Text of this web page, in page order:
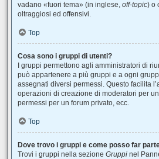
vadano «fuori tema» (in inglese, off-topic) o
oltraggiosi ed offensivi.
Top
Cosa sono i gruppi di utenti?
I gruppi permettono agli amministratori di
può appartenere a più gruppi e a ogni
assegnati diversi permessi. Questo facilita
operazioni di creazione di moderatori per
permessi per un forum privato, ecc.
Top
Dove trovo i gruppi e come posso far
Trovi i gruppi nella sezione Gruppi nel